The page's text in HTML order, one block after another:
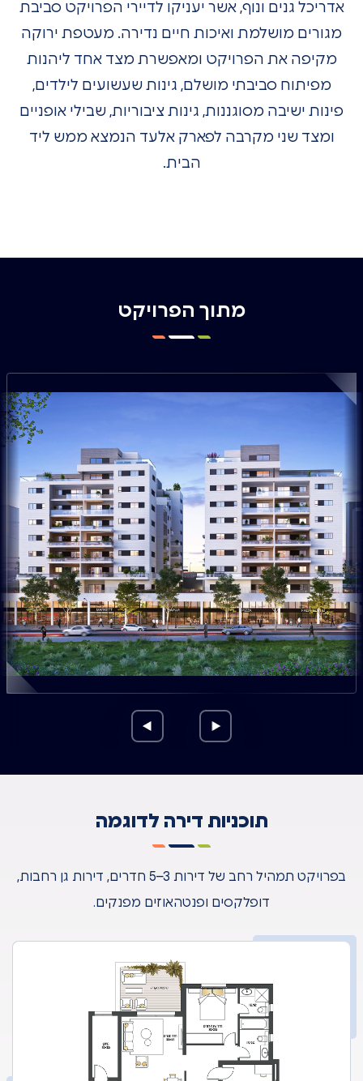
אדריכל גנים ונוף, אשר יעניקו לדיירי הפרויקט סביבת
מגורים מושלמת ואיכות חיים נדירה. מעטפת ירוקה
מקיפה את הפרויקט ומאפשרת מצד אחד ליהנות
מפיתוח סביבתי מושלם, גינות שעשועים לילדים,
פינות ישיבה מסוגננות, גינות ציבוריות, שבילי אופניים
ומצד שני מקרבה לפארק אלעד הנמצא ממש ליד
הבית.
מתוך הפרויקט
תוכניות דירה לדוגמה
בפרויקט תמהיל רחב של דירות 3–5 חדרים, דירות גן רחבות,
דופלקסים ופנטהאוזים מפנקים.